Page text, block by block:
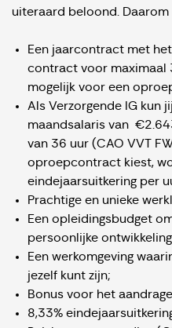
uiteraard beloond. Daarom
Een jaarcontract met
contract voor maximaal
mogelijk voor een
Als Verzorgende IG kun
maandsalaris van
van 36 uur (CAO VVT
oproepcontract kiest,
eindejaarsuitkering per
Prachtige en unieke
Een opleidingsbudget
persoonlijke
Een werkomgeving
jezelf kunt zijn;
Bonus voor het
8,33%